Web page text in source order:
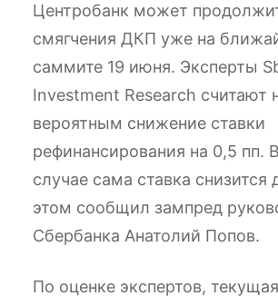
Центробанк может
смягчения ДКП уже на
саммите 19 июня. Эксперты
Investment Research считают
вероятным снижение ставки
рефинансирования на 0,5 пп.
случае сама ставка снизится
этом сообщил зампред
Сбербанка Анатолий Попов.
По оценке экспертов, текущая